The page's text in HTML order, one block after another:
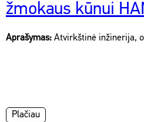
žmokaus kūnui
Aprašymas: Atvirkštinė inžinerija,
Plačiau